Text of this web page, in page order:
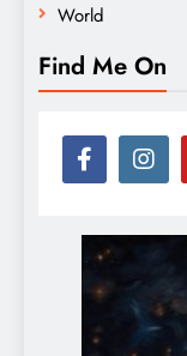
World
Find Me On